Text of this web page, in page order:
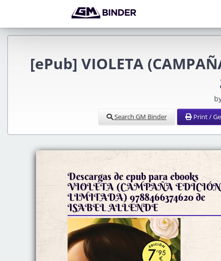
[ePub] VIOLETA
Search GM Binder Print /
Descargas de epub para ebooks
VIOLETA (CAMPAÑA EDICIÓN
LIMITADA) 9788466374620 de
ISABEL ALLENDE